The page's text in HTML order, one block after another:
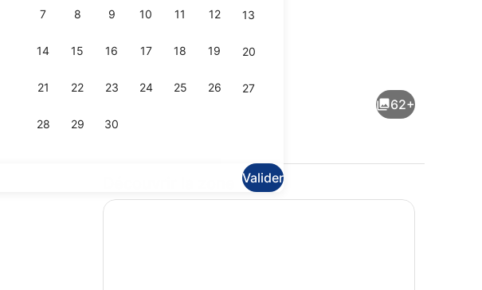
7 8 9 10 11 12 13
14 15 16 17 18 19 20
21 22 23 24 25 26 27
28 29 30
Valider
Studio, 2 lits une place (2 adults) | Coffres-forts dans les chambres, bureau
Extérieur
62+